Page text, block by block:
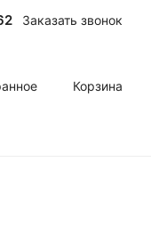
Заказать звонок
Корзина